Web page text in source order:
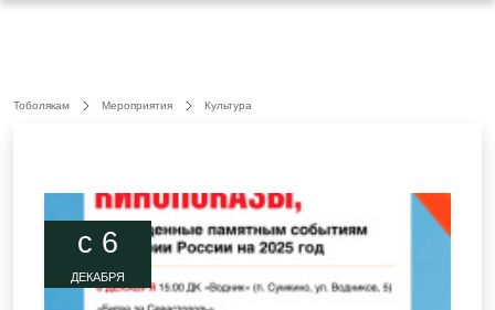
Тоболякам Мероприятия Культура
c 6
ДЕКАБРЯ